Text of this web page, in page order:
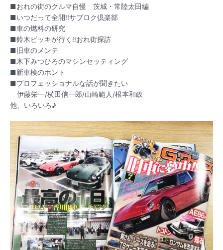
■おれの街のクルマ自慢 茨城・常陸太田編
■いつだって全開!!サブロク倶楽部
■車の燃料の研究
■鈴木ビッキが行く!!おれ街探訪
■旧車のメンテ
■木下みつひろのマシンセッティング
■新車検のホント
■プロフェッショナルな話が聞きたい
伊藤栄一/横田信一郎/山崎範人/根本和政
他、いろいろ♪